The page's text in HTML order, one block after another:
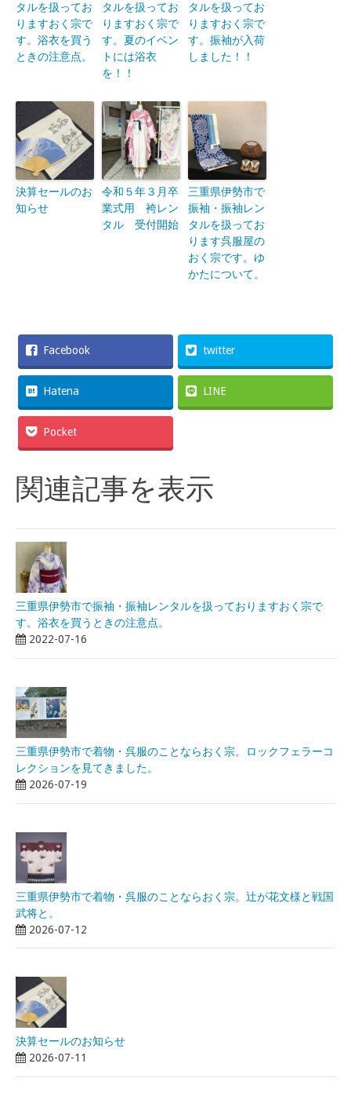
タルを扱ってお
りますおく宗で
す。浴衣を買う
ときの注意点。
タルを扱ってお
りますおく宗で
す。夏のイベン
トには浴衣
を！！
タルを扱ってお
りますおく宗で
す。振袖が入荷
しました！！
決算セールのお
知らせ
令和５年３月卒
業式用 袴レン
タル 受付開始
三重県伊勢市で
振袖・振袖レン
タルを扱ってお
ります呉服屋の
おく宗です。ゆ
かたについて。
Facebook twitter
Hatena LINE
Pocket
関連記事を表示
三重県伊勢市で振袖・振袖レンタルを扱っておりますおく宗で
す。浴衣を買うときの注意点。
2022-07-16
三重県伊勢市で着物・呉服のことならおく宗。ロックフェラーコ
レクションを見てきました。
2026-07-19
三重県伊勢市で着物・呉服のことならおく宗。辻が花文様と戦国
武将と。
2026-07-12
決算セールのお知らせ
2026-07-11